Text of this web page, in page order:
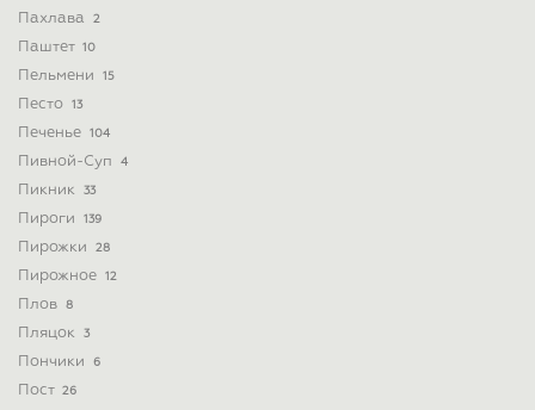
Пахлава 2
Паштет 10
Пельмени 15
Песто 13
Печенье 104
Пивной-Суп 4
Пикник 33
Пироги 139
Пирожки 28
Пирожное 12
Плов 8
Пляцок 3
Пончики 6
Пост 26